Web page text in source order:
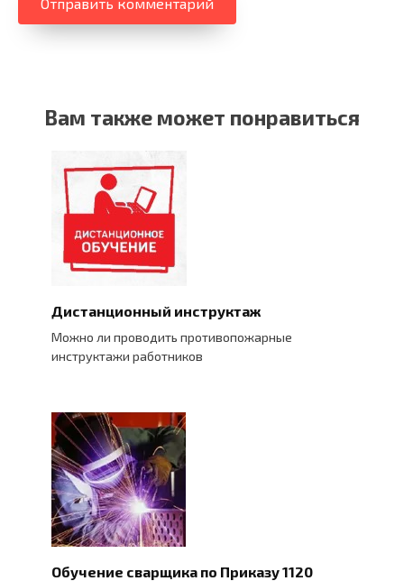
Вам также может понравиться
Дистанционный инструктаж
Можно ли проводить противопожарные
инструктажи работников
Обучение сварщика по Приказу 1120